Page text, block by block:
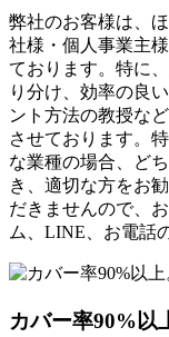
弊社のお客様は、
社様・個人事業主
ております。特に
り分け、効率の良
ント方法の教授など
させております。
な業種の場合、ど
き、適切な方をお
だきませんので、
ム、LINE、お電話
カバー率90%以